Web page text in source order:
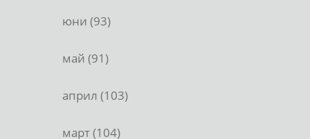
юни (93)
май (91)
април (103)
март (104)